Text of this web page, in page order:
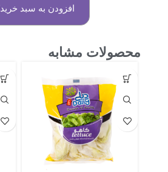
افزودن به سبد خرید
محصولات مشابه